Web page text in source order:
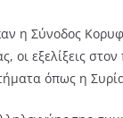
η Σύνοδος
οι εξελίξεις
όπως η